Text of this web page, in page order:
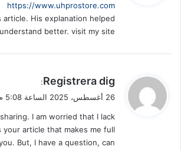
ل
https://www.uhprostore.com
His explanation helped
better. visit my site
ي
ل
Registrera dig
:
26 أغسطس، 2025 الساعة 5:08 م
I am worried that I lack
your article that makes me full
But, I have a question, can